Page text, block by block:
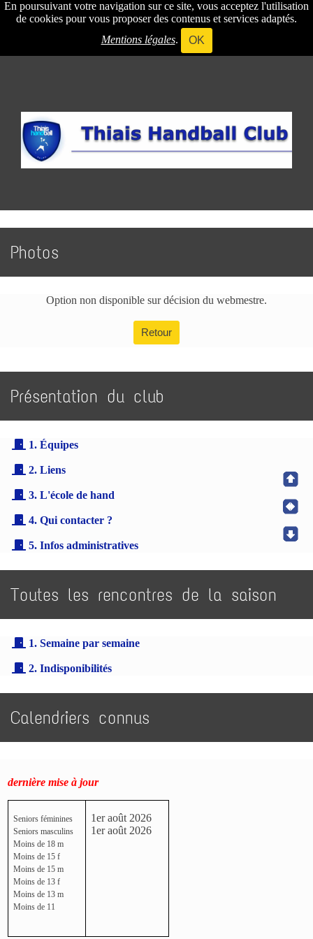
En poursuivant votre navigation sur ce site, vous acceptez l'utilisation
de cookies pour vous proposer des contenus et services adaptés.
Mentions légales. OK
Photos
Option non disponible sur décision du webmestre.
Retour
Présentation du club
1. Équipes
2. Liens
3. L'école de hand
4. Qui contacter ?
5. Infos administratives
Toutes les rencontres de la saison
1. Semaine par semaine
2. Indisponibilités
Calendriers connus
dernière mise à jour
Seniors féminines
Seniors masculins
Moins de 18 m
Moins de 15 f
Moins de 15 m
Moins de 13 f
Moins de 13 m
Moins de 11
1er août 2026
1er août 2026